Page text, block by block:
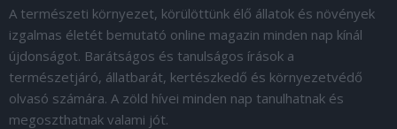
A természeti környezet, körülöttünk élő állatok és növények
izgalmas életét bemutató online magazin minden nap kínál
újdonságot. Barátságos és tanulságos írások a
természetjáró, állatbarát, kertészkedő és környezetvédő
olvasó számára. A zöld hívei minden nap tanulhatnak és
megoszthatnak valami jót.